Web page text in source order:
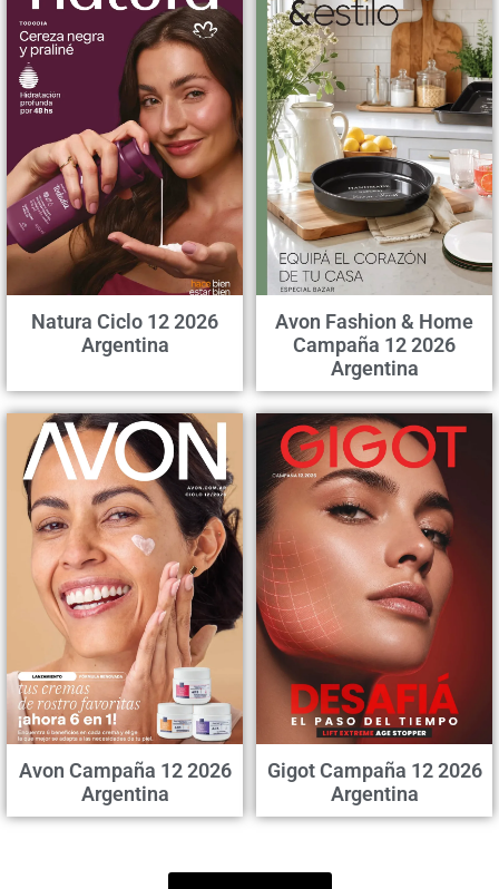
Natura Ciclo 12 2026
Argentina
Avon Fashion & Home
Campaña 12 2026
Argentina
Avon Campaña 12 2026
Argentina
Gigot Campaña 12 2026
Argentina